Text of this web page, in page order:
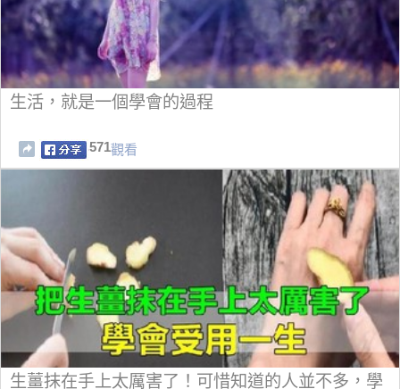
生活，就是一個學會的過程
571觀看
生薑抹在手上太厲害了！可惜知道的人並不多，學